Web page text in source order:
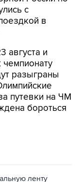
и
разыграны
путевки на ЧМ
бороться
новостей сайта